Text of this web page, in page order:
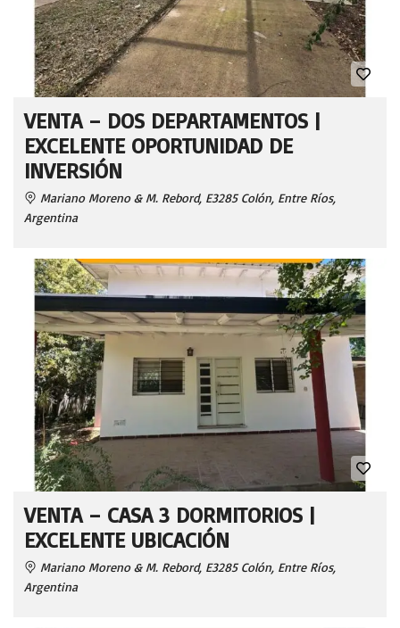
VENTA – DOS DEPARTAMENTOS |
EXCELENTE OPORTUNIDAD DE
INVERSIÓN
Mariano Moreno & M. Rebord, E3285 Colón, Entre Ríos,
Argentina
VENTA – CASA 3 DORMITORIOS |
EXCELENTE UBICACIÓN
Mariano Moreno & M. Rebord, E3285 Colón, Entre Ríos,
Argentina